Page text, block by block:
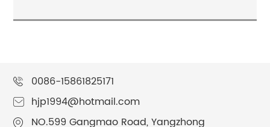
0086-15861825171
hjp1994@hotmail.com
NO.599 Gangmao Road, Yangzhong